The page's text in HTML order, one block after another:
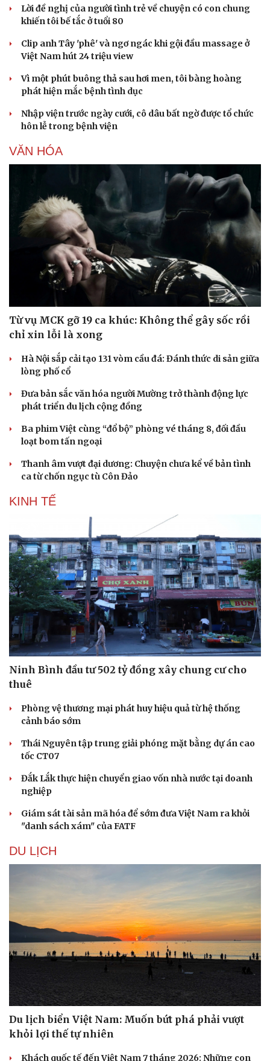
Pháp luật
Tin nóng
Tư vấn luật
Vũ khí
Việt Nam
Phân tích
Lời đề nghị của người tình trẻ về chuyện có con chung
khiến tôi bế tắc ở tuổi 80
Clip anh Tây 'phê' và ngơ ngác khi gội đầu massage ở
Việt Nam hút 24 triệu view
Vì một phút buông thả sau hơi men, tôi bàng hoàng
phát hiện mắc bệnh tình dục
Nhập viện trước ngày cưới, cô dâu bất ngờ được tổ chức
hôn lễ trong bệnh viện
VĂN HÓA
Từ vụ MCK gỡ 19 ca khúc: Không thể gây sốc rồi
chỉ xin lỗi là xong
Hà Nội sắp cải tạo 131 vòm cầu đá: Đánh thức di sản giữa
lòng phố cổ
Đưa bản sắc văn hóa người Mường trở thành động lực
phát triển du lịch cộng đồng
Ba phim Việt cùng “đổ bộ” phòng vé tháng 8, đối đầu
loạt bom tấn ngoại
Thanh âm vượt đại dương: Chuyện chưa kể về bản tình
ca từ chốn ngục tù Côn Đảo
KINH TẾ
Ninh Bình đầu tư 502 tỷ đồng xây chung cư cho
thuê
Phòng vệ thương mại phát huy hiệu quả từ hệ thống
cảnh báo sớm
Thái Nguyên tập trung giải phóng mặt bằng dự án cao
tốc CT07
Đắk Lắk thực hiện chuyển giao vốn nhà nước tại doanh
nghiệp
Giám sát tài sản mã hóa để sớm đưa Việt Nam ra khỏi
"danh sách xám" của FATF
DU LỊCH
Du lịch biển Việt Nam: Muốn bứt phá phải vượt
khỏi lợi thế tự nhiên
Khách quốc tế đến Việt Nam 7 tháng 2026: Những con